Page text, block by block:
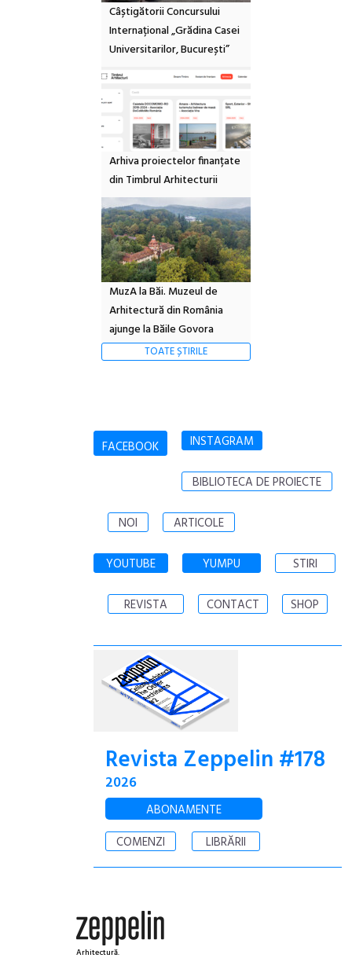
Câștigătorii Concursului
Internațional „Grădina Casei
Universitarilor, București”
Arhiva proiectelor finanțate
din Timbrul Arhitecturii
MuzA la Băi. Muzeul de
Arhitectură din România
ajunge la Băile Govora
TOATE ȘTIRILE
FACEBOOK INSTAGRAM
BIBLIOTECA DE PROIECTE
NOI ARTICOLE
YOUTUBE YUMPU STIRI
REVISTA CONTACT SHOP
Revista Zeppelin #178
2026
ABONAMENTE
COMENZI
LIBRĂRII
Arhitectură.